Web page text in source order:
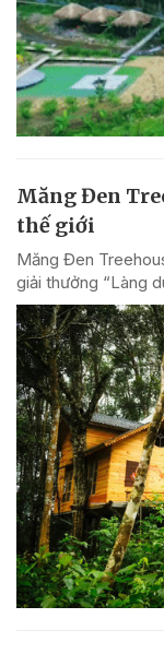
Măng Đen
thế giới
Măng Đen
giải thưởng “Làng